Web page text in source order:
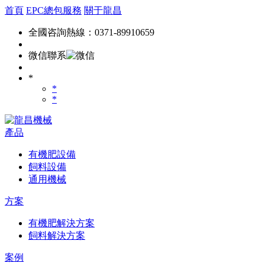
首頁 EPC總包服務 關于龍昌
全國咨詢熱線：0371-89910659
微信聯系
*
*
*
產品
有機肥設備
飼料設備
通用機械
方案
有機肥解決方案
飼料解決方案
案例